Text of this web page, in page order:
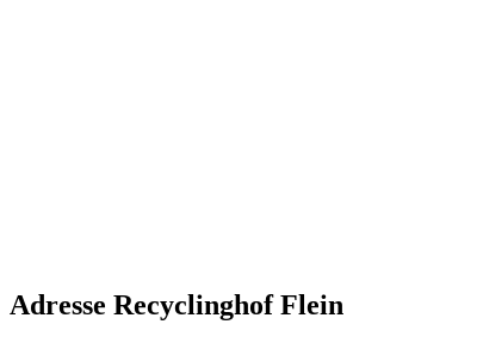
Adresse Recyclinghof Flein